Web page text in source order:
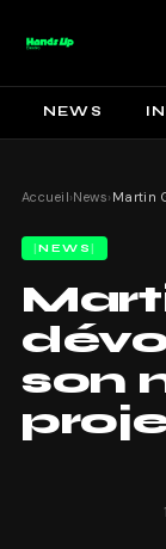
NEWS
Accueil›News› Martin
NEWS
son